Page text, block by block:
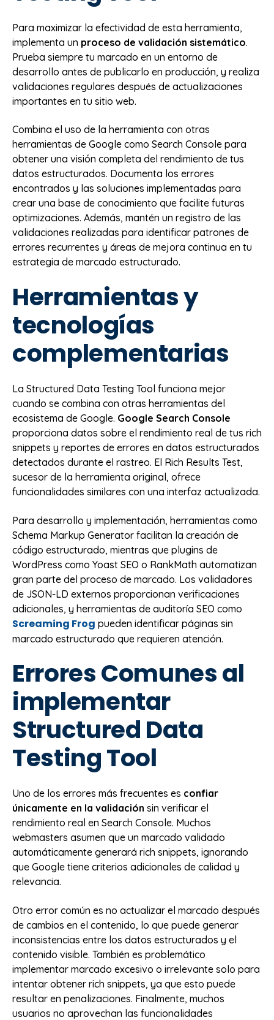
Para maximizar la efectividad de esta herramienta,
implementa un proceso de validación sistemático.
Prueba siempre tu marcado en un entorno de
desarrollo antes de publicarlo en producción, y realiza
validaciones regulares después de actualizaciones
importantes en tu sitio web.
Combina el uso de la herramienta con otras
herramientas de Google como Search Console para
obtener una visión completa del rendimiento de tus
datos estructurados. Documenta los errores
encontrados y las soluciones implementadas para
crear una base de conocimiento que facilite futuras
optimizaciones. Además, mantén un registro de las
validaciones realizadas para identificar patrones de
errores recurrentes y áreas de mejora continua en tu
estrategia de marcado estructurado.
Herramientas y
tecnologías
complementarias
La Structured Data Testing Tool funciona mejor
cuando se combina con otras herramientas del
ecosistema de Google. Google Search Console
proporciona datos sobre el rendimiento real de tus rich
snippets y reportes de errores en datos estructurados
detectados durante el rastreo. El Rich Results Test,
sucesor de la herramienta original, ofrece
funcionalidades similares con una interfaz actualizada.
Para desarrollo y implementación, herramientas como
Schema Markup Generator facilitan la creación de
código estructurado, mientras que plugins de
WordPress como Yoast SEO o RankMath automatizan
gran parte del proceso de marcado. Los validadores
de JSON-LD externos proporcionan verificaciones
adicionales, y herramientas de auditoría SEO como
Screaming Frog pueden identificar páginas sin
marcado estructurado que requieren atención.
Errores Comunes al
implementar
Structured Data
Testing Tool
Uno de los errores más frecuentes es confiar
únicamente en la validación sin verificar el
rendimiento real en Search Console. Muchos
webmasters asumen que un marcado validado
automáticamente generará rich snippets, ignorando
que Google tiene criterios adicionales de calidad y
relevancia.
Otro error común es no actualizar el marcado después
de cambios en el contenido, lo que puede generar
inconsistencias entre los datos estructurados y el
contenido visible. También es problemático
implementar marcado excesivo o irrelevante solo para
intentar obtener rich snippets, ya que esto puede
resultar en penalizaciones. Finalmente, muchos
usuarios no aprovechan las funcionalidades